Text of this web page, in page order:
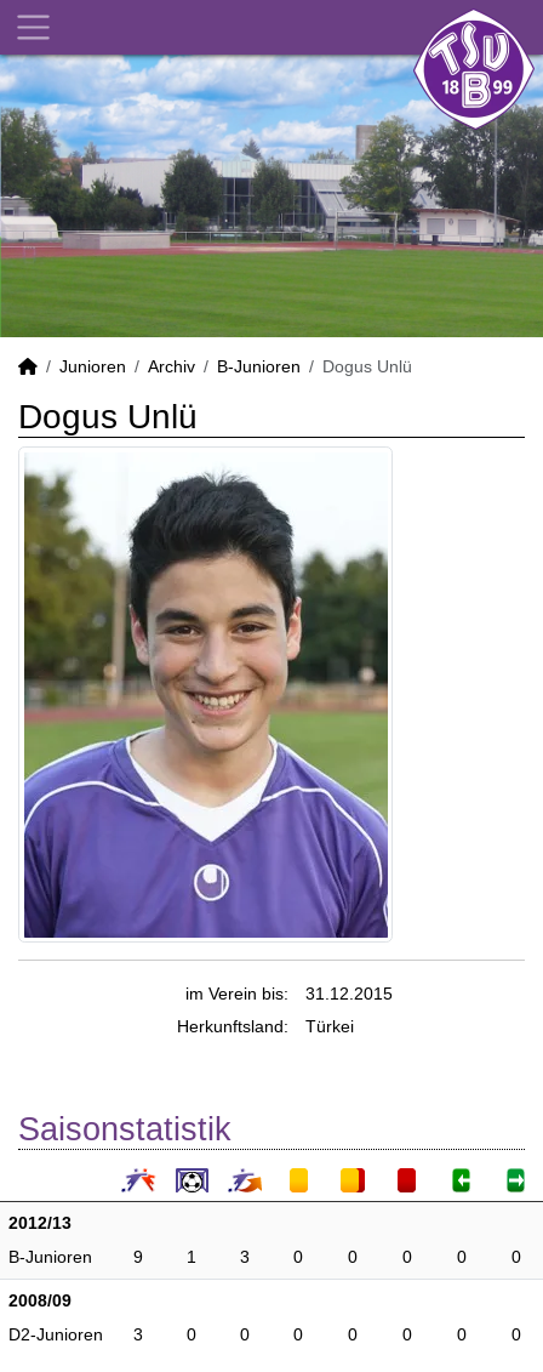
Junioren Archiv B-Junioren Dogus Unlü
Dogus Unlü
im Verein bis:
31.12.2015
Herkunftsland:
Türkei
Saisonstatistik
2012/13
B-Junioren
9 1 3 0 0 0 0 0
2008/09
D2-Junioren
3 0 0 0 0 0 0 0